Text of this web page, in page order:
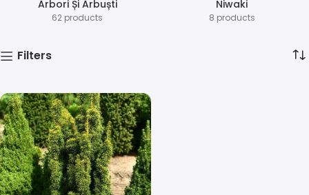
Arbori Și Arbuști
62 products
⁠Niwaki
8 products
Filters